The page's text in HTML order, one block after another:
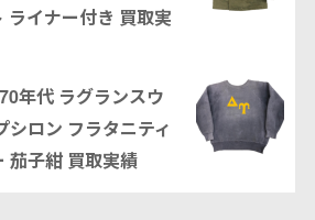
ライナー付き 買取実
年代 ラグランスウ
シロン フラタニティ
茄子紺 買取実績